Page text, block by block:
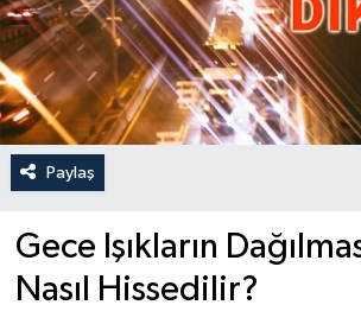
Paylaş
Gece Işıkların
Nasıl Hissedilir?